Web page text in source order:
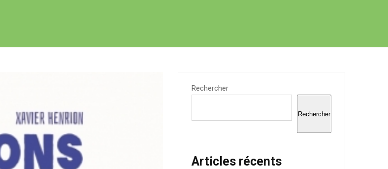
Rechercher
Rechercher
Articles récents